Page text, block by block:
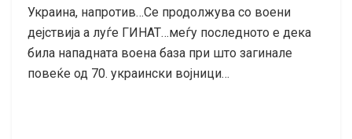
Украина, напротив…Се продолжува со воени
дејствија а луѓе ГИНАТ…меѓу последното е дека
била нападната воена база при што загинале
повеќе од 70. украински војници…